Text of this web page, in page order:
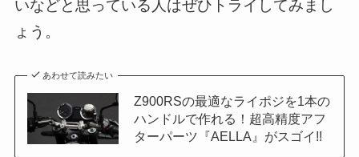
いなどと思っている人はぜひトライしてみまし
ょう。
あわせて読みたい
Z900RSの最適なライポジを1本の
ハンドルで作れる！超高精度アフ
ターパーツ『AELLA』がスゴイ!!